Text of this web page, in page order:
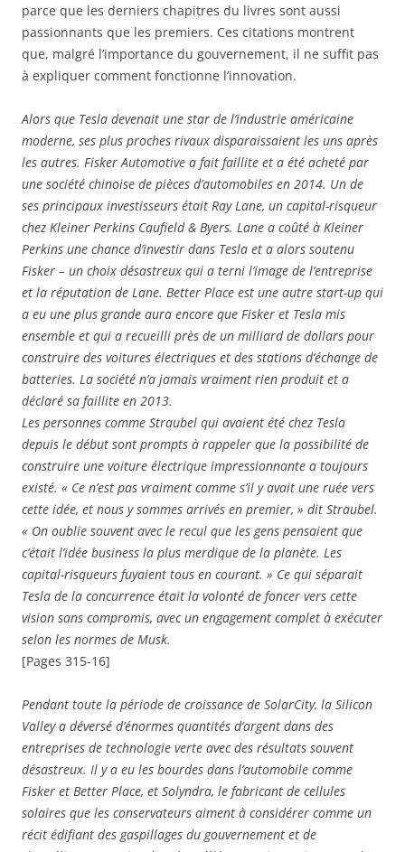
parce que les derniers chapitres du livres sont aussi
passionnants que les premiers. Ces citations montrent
que, malgré l’importance du gouvernement, il ne suffit pas
à expliquer comment fonctionne l’innovation.
Alors que Tesla devenait une star de l’industrie américaine
moderne, ses plus proches rivaux disparaissaient les uns après
les autres. Fisker Automotive a fait faillite et a été acheté par
une société chinoise de pièces d’automobiles en 2014. Un de
ses principaux investisseurs était Ray Lane, un capital-risqueur
chez Kleiner Perkins Caufield & Byers. Lane a coûté à Kleiner
Perkins une chance d’investir dans Tesla et a alors soutenu
Fisker – un choix désastreux qui a terni l’image de l’entreprise
et la réputation de Lane. Better Place est une autre start-up qui
a eu une plus grande aura encore que Fisker et Tesla mis
ensemble et qui a recueilli près de un milliard de dollars pour
construire des voitures électriques et des stations d’échange de
batteries. La société n’a jamais vraiment rien produit et a
déclaré sa faillite en 2013.
Les personnes comme Straubel qui avaient été chez Tesla
depuis le début sont prompts à rappeler que la possibilité de
construire une voiture électrique impressionnante a toujours
existé. « Ce n’est pas vraiment comme s’il y avait une ruée vers
cette idée, et nous y sommes arrivés en premier, » dit Straubel.
« On oublie souvent avec le recul que les gens pensaient que
c’était l’idée business la plus merdique de la planète. Les
capital-risqueurs fuyaient tous en courant. » Ce qui séparait
Tesla de la concurrence était la volonté de foncer vers cette
vision sans compromis, avec un engagement complet à exécuter
selon les normes de Musk.
[Pages 315-16]
Pendant toute la période de croissance de SolarCity, la Silicon
Valley a déversé d’énormes quantités d’argent dans des
entreprises de technologie verte avec des résultats souvent
désastreux. Il y a eu les bourdes dans l’automobile comme
Fisker et Better Place, et Solyndra, le fabricant de cellules
solaires que les conservateurs aiment à considérer comme un
récit édifiant des gaspillages du gouvernement et de